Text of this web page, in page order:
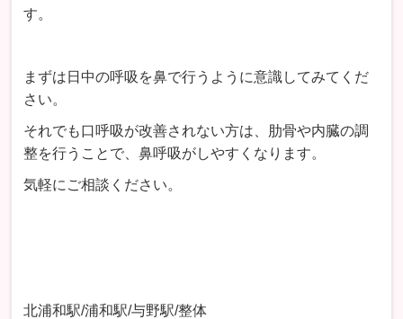
す。
まずは日中の呼吸を鼻で行うように意識してみてくだ
さい。
それでも口呼吸が改善されない方は、肋骨や内臓の調
整を行うことで、鼻呼吸がしやすくなります。
気軽にご相談ください。
北浦和駅/浦和駅/与野駅/整体